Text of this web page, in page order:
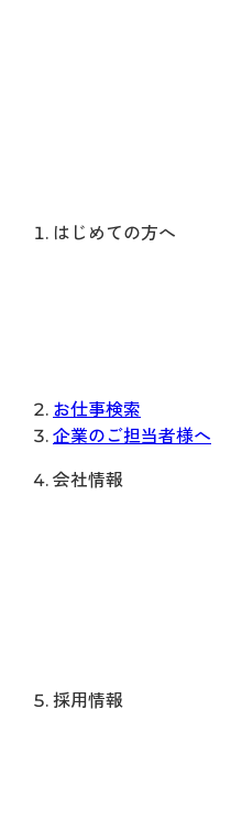
はじめての方へ
お仕事検索
企業のご担当者様へ
会社情報
採用情報